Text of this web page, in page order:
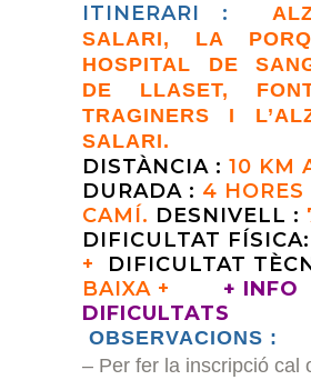
ITINERARI :
SALARI, LA P
HOSPITAL DE
DE LLASET,
TRAGINERS I
SALARI.
DISTÀNCIA : 10 KM
DURADA : 4 HORES
CAMÍ. DESNIVELL :
DIFICULTAT FÍSICA:
+ DIFICULTAT
BAIXA +
+ INFO
DIFICULTATS
OBSERVACIONS :
– Per fer la inscripció cal